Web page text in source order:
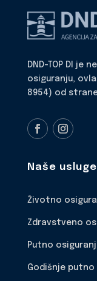
DND-TOP DI je
osiguranju,
8954) od
Naše usluge
Životno
Zdravstveno
Putno
Godišnje putno